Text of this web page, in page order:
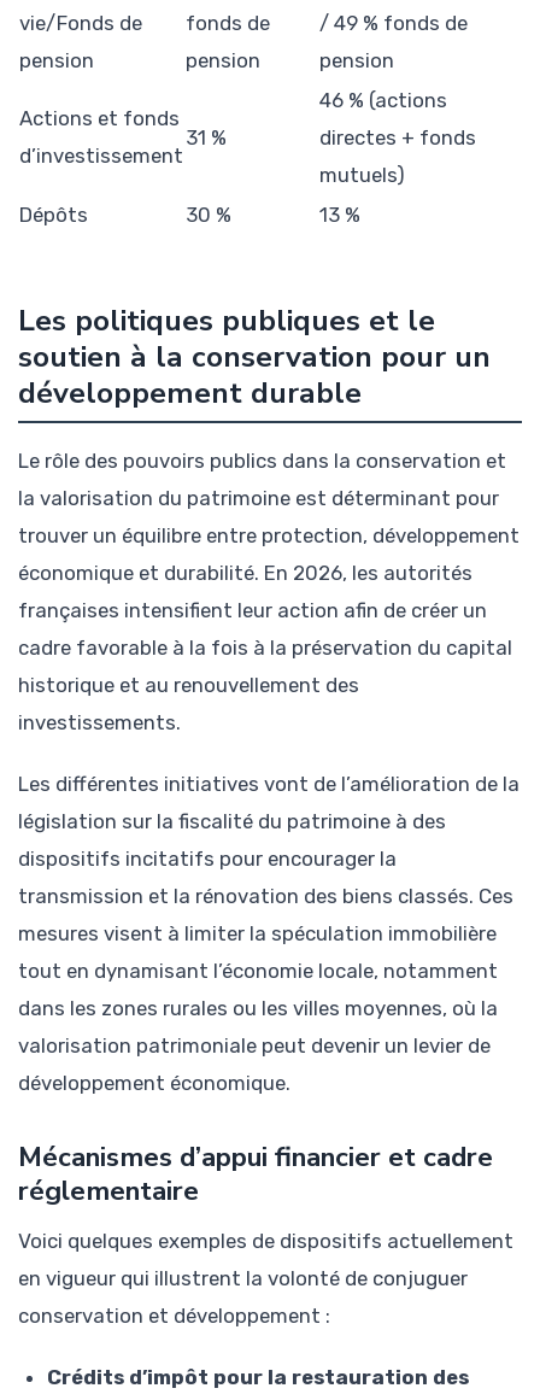
vie/Fonds de
pension
fonds de
pension
/ 49 % fonds de
pension
Actions et fonds
d’investissement
31 %
46 % (actions
directes + fonds
mutuels)
Dépôts
30 % 13 %
Les politiques publiques et le
soutien à la conservation pour un
développement durable
Le rôle des pouvoirs publics dans la conservation et
la valorisation du patrimoine est déterminant pour
trouver un équilibre entre protection, développement
économique et durabilité. En 2026, les autorités
françaises intensifient leur action afin de créer un
cadre favorable à la fois à la préservation du capital
historique et au renouvellement des
investissements.
Les différentes initiatives vont de l’amélioration de la
législation sur la fiscalité du patrimoine à des
dispositifs incitatifs pour encourager la
transmission et la rénovation des biens classés. Ces
mesures visent à limiter la spéculation immobilière
tout en dynamisant l’économie locale, notamment
dans les zones rurales ou les villes moyennes, où la
valorisation patrimoniale peut devenir un levier de
développement économique.
Mécanismes d’appui financier et cadre
réglementaire
Voici quelques exemples de dispositifs actuellement
en vigueur qui illustrent la volonté de conjuguer
conservation et développement :
Crédits d’impôt pour la restauration des